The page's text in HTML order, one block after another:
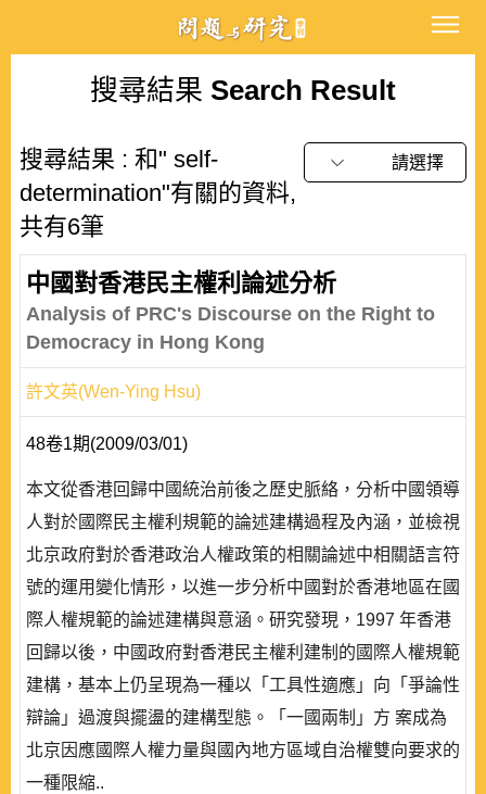
搜尋結果 Search Result
搜尋結果 : 和" self-
determination"有關的資料,
共有6筆
請選擇
中國對香港民主權利論述分析
Analysis of PRC's Discourse on the Right to
Democracy in Hong Kong
許文英(Wen-Ying Hsu)
48卷1期(2009/03/01)
本文從香港回歸中國統治前後之歷史脈絡，分析中國領導
人對於國際民主權利規範的論述建構過程及內涵，並檢視
北京政府對於香港政治人權政策的相關論述中相關語言符
號的運用變化情形，以進一步分析中國對於香港地區在國
際人權規範的論述建構與意涵。研究發現，1997 年香港
回歸以後，中國政府對香港民主權利建制的國際人權規範
建構，基本上仍呈現為一種以「工具性適應」向「爭論性
辯論」過渡與擺盪的建構型態。「一國兩制」方 案成為
北京因應國際人權力量與國內地方區域自治權雙向要求的
一種限縮..